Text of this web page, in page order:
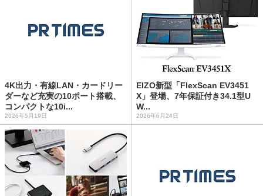
4K出力・有線LAN・カードリー
ダーなど充実の10ポート搭載、
コンパクトな10i...
2026年5月19日
EIZO新型「FlexScan EV3451
X」登場、7年保証付き34.1型U
W...
2026年6月24日